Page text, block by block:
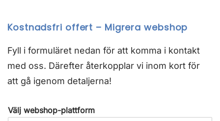
Kostnadsfri offert – Migrera webshop
Fyll i formuläret nedan för att komma i kontakt
med oss. Därefter återkopplar vi inom kort för
att gå igenom detaljerna!
E
-
Välj webshop-plattform